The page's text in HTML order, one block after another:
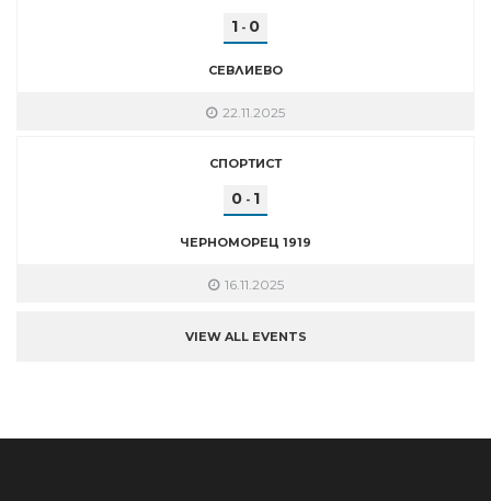
1 - 0
СЕВЛИЕВО
22.11.2025
СПОРТИСТ
0 - 1
ЧЕРНОМОРЕЦ 1919
16.11.2025
VIEW ALL EVENTS